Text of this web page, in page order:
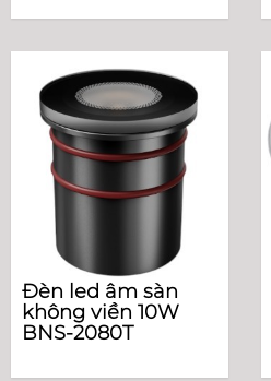
Đèn led âm sàn
không viền 10W
BNS-2080T